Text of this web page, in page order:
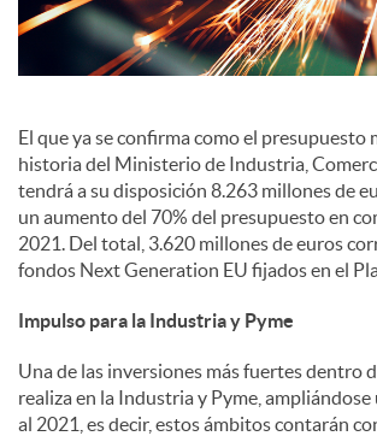
i
l
e
s
El que ya se confirma como el presupuesto
historia del Ministerio de Industria,
tendrá a su disposición 8.263 millones de
un aumento del 70% del presupuesto en
2021. Del total, 3.620 millones de euros
fondos Next Generation EU fijados en el
Impulso para la Industria y Pyme
Una de las inversiones más fuertes dentro
realiza en la Industria y Pyme,
al 2021, es decir, estos ámbitos contarán